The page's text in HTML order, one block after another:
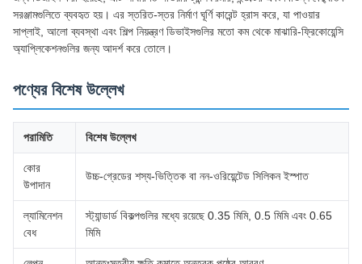
সরঞ্জামগুলিতে ব্যবহৃত হয়। এর স্তরিত-স্তর নির্মাণ ঘূর্ণি কারেন্ট হ্রাস করে, যা পাওয়ার
সাপ্লাই, আলো ব্যবস্থা এবং শিল্প নিয়ন্ত্রণ ডিভাইসগুলির মতো কম থেকে মাঝারি-ফ্রিকোয়েন্সি
অ্যাপ্লিকেশনগুলির জন্য আদর্শ করে তোলে।
পণ্যের বিশেষ উল্লেখ
পরামিতি বিশেষ উল্লেখ
কোর
উপাদান
উচ্চ-গ্রেডের শস্য-ভিত্তিক বা নন-ওরিয়েন্টেড সিলিকন ইস্পাত
ল্যামিনেশন
বেধ
স্ট্যান্ডার্ড বিকল্পগুলির মধ্যে রয়েছে 0.35 মিমি, 0.5 মিমি এবং 0.65
মিমি